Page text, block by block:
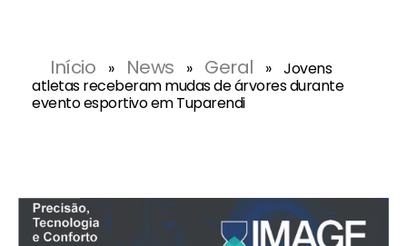
Início » News » Geral » Jovens
atletas receberam mudas de árvores durante
evento esportivo em Tuparendi